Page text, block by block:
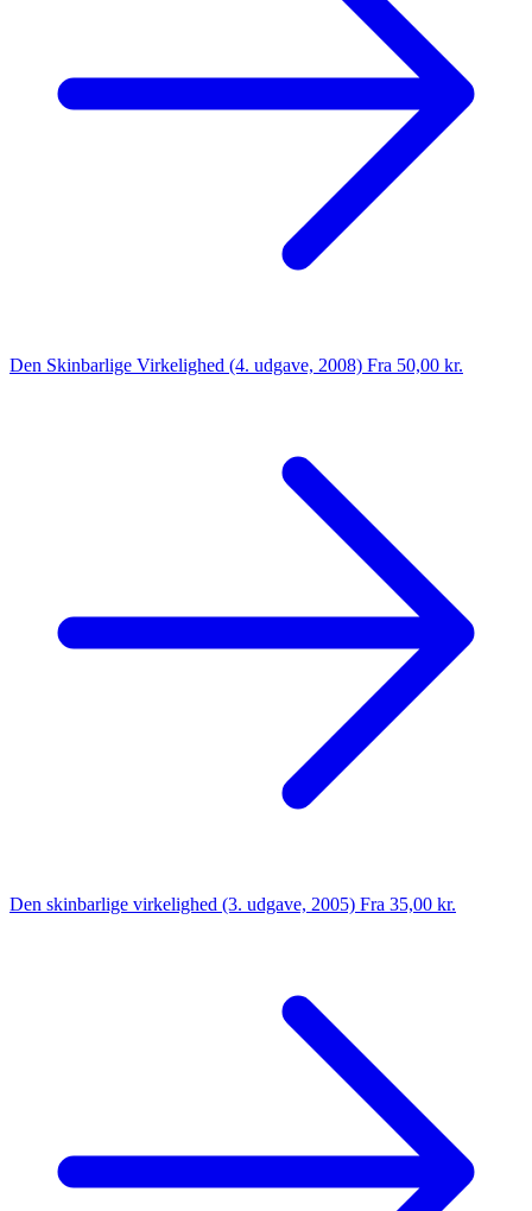
Den Skinbarlige Virkelighed (4. udgave, 2008) Fra 50,00 kr.
Den skinbarlige virkelighed (3. udgave, 2005) Fra 35,00 kr.